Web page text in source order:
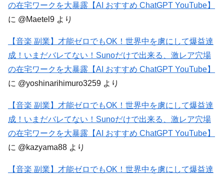
の在宅ワークを大暴露【AI おすすめ ChatGPT YouTube】
に @Maetel9 より
【音楽 副業】才能ゼロでもOK！世界中を虜にして爆益達
成！いまだバレてない！Sunoだけで出来る、激レア穴場
の在宅ワークを大暴露【AI おすすめ ChatGPT YouTube】
に @yoshinarihimuro3259 より
【音楽 副業】才能ゼロでもOK！世界中を虜にして爆益達
成！いまだバレてない！Sunoだけで出来る、激レア穴場
の在宅ワークを大暴露【AI おすすめ ChatGPT YouTube】
に @kazyama88 より
【音楽 副業】才能ゼロでもOK！世界中を虜にして爆益達